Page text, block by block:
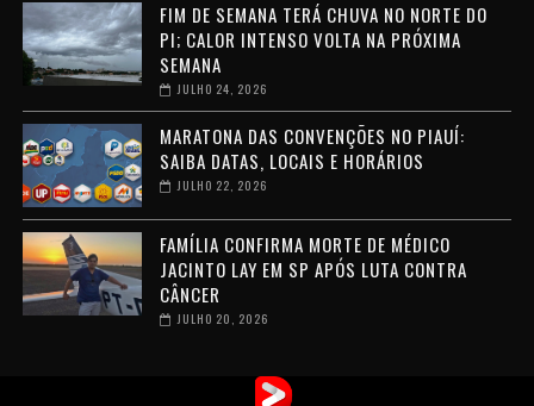
FIM DE SEMANA TERÁ CHUVA NO NORTE DO
PI; CALOR INTENSO VOLTA NA PRÓXIMA
SEMANA
JULHO 24, 2026
MARATONA DAS CONVENÇÕES NO PIAUÍ:
SAIBA DATAS, LOCAIS E HORÁRIOS
JULHO 22, 2026
FAMÍLIA CONFIRMA MORTE DE MÉDICO
JACINTO LAY EM SP APÓS LUTA CONTRA
CÂNCER
JULHO 20, 2026